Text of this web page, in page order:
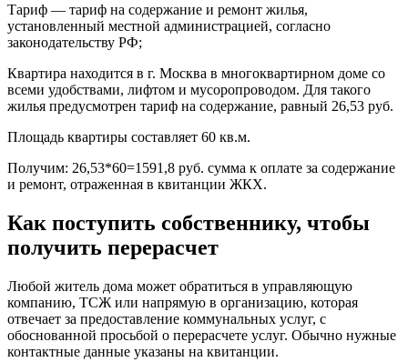
Тариф — тариф на содержание и ремонт жилья,
установленный местной администрацией, согласно
законодательству РФ;
Квартира находится в г. Москва в многоквартирном доме со
всеми удобствами, лифтом и мусоропроводом. Для такого
жилья предусмотрен тариф на содержание, равный 26,53 руб.
Площадь квартиры составляет 60 кв.м.
Получим: 26,53*60=1591,8 руб. сумма к оплате за содержание
и ремонт, отраженная в квитанции ЖКХ.
Как поступить собственнику, чтобы
получить перерасчет
Любой житель дома может обратиться в управляющую
компанию, ТСЖ или напрямую в организацию, которая
отвечает за предоставление коммунальных услуг, с
обоснованной просьбой о перерасчете услуг. Обычно нужные
контактные данные указаны на квитанции.